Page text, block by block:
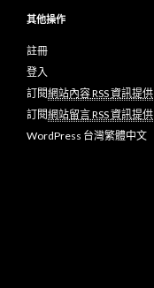
其他操作
註冊
登入
訂閱網站內容 RSS 資訊提供
訂閱網站留言 RSS 資訊提供
WordPress 台灣繁體中文